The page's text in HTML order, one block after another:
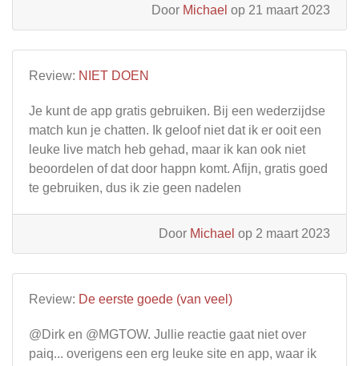
Door Michael op 21 maart 2023
Review: NIET DOEN
Je kunt de app gratis gebruiken. Bij een wederzijdse
match kun je chatten. Ik geloof niet dat ik er ooit een
leuke live match heb gehad, maar ik kan ook niet
beoordelen of dat door happn komt. Afijn, gratis goed
te gebruiken, dus ik zie geen nadelen
Door Michael op 2 maart 2023
Review: De eerste goede (van veel)
@Dirk en @MGTOW. Jullie reactie gaat niet over
paiq... overigens een erg leuke site en app, waar ik